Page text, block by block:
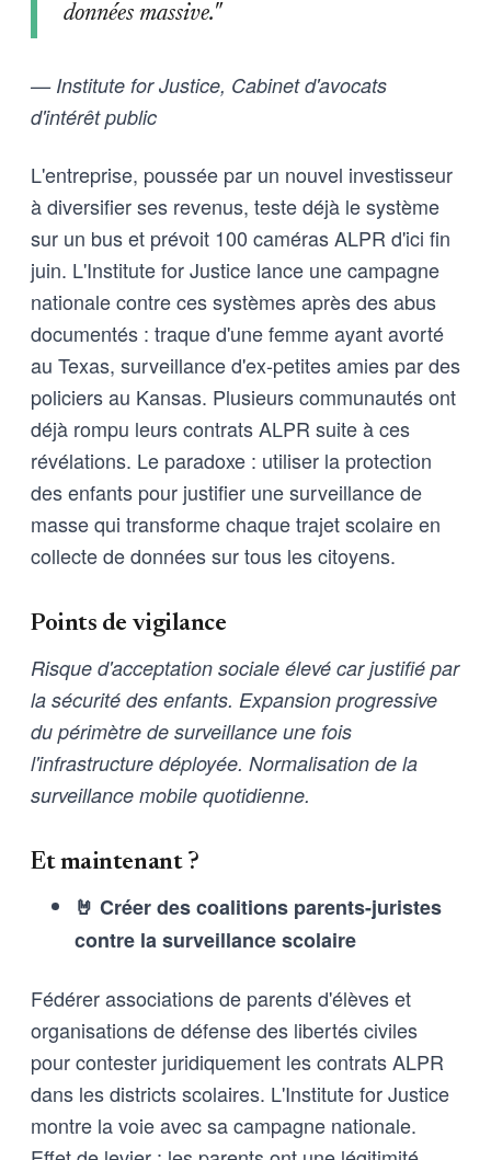
données massive."
— Institute for Justice, Cabinet d'avocats
d'intérêt public
L'entreprise, poussée par un nouvel investisseur
à diversifier ses revenus, teste déjà le système
sur un bus et prévoit 100 caméras ALPR d'ici fin
juin. L'Institute for Justice lance une campagne
nationale contre ces systèmes après des abus
documentés : traque d'une femme ayant avorté
au Texas, surveillance d'ex-petites amies par des
policiers au Kansas. Plusieurs communautés ont
déjà rompu leurs contrats ALPR suite à ces
révélations. Le paradoxe : utiliser la protection
des enfants pour justifier une surveillance de
masse qui transforme chaque trajet scolaire en
collecte de données sur tous les citoyens.
Points de vigilance
Risque d'acceptation sociale élevé car justifié par
la sécurité des enfants. Expansion progressive
du périmètre de surveillance une fois
l'infrastructure déployée. Normalisation de la
surveillance mobile quotidienne.
Et maintenant ?
🤘 Créer des coalitions parents-juristes
contre la surveillance scolaire
Fédérer associations de parents d'élèves et
organisations de défense des libertés civiles
pour contester juridiquement les contrats ALPR
dans les districts scolaires. L'Institute for Justice
montre la voie avec sa campagne nationale.